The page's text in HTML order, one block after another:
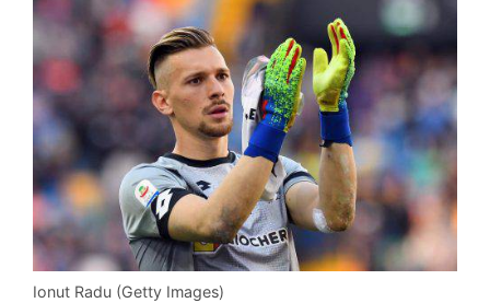
Ionut Radu (Getty Images)